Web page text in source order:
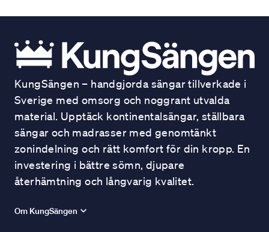
KungSängen – handgjorda sängar tillverkade i
Sverige med omsorg och noggrant utvalda
material. Upptäck kontinentalsängar, ställbara
sängar och madrasser med genomtänkt
zonindelning och rätt komfort för din kropp. En
investering i bättre sömn, djupare
återhämtning och långvarig kvalitet.
Om KungSängen